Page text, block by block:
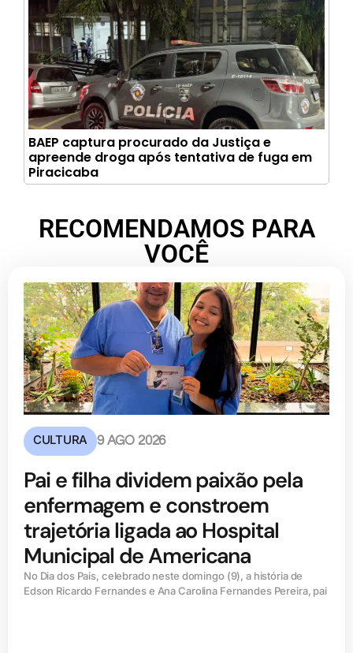
BAEP captura procurado da Justiça e
apreende droga após tentativa de fuga em
Piracicaba
RECOMENDAMOS PARA
VOCÊ
CULTURA 9 AGO 2026
Pai e filha dividem paixão pela
enfermagem e constroem
trajetória ligada ao Hospital
Municipal de Americana
No Dia dos Pais, celebrado neste domingo (9), a história de
Edson Ricardo Fernandes e Ana Carolina Fernandes Pereira, pai